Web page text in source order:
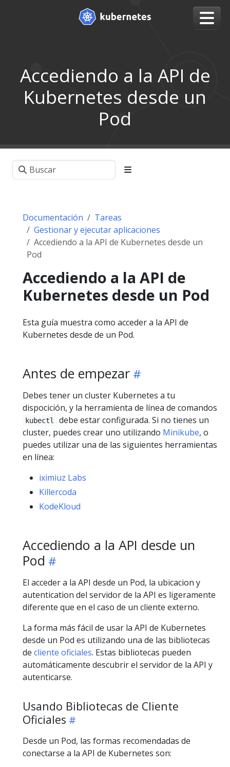
Accediendo a la API de
Kubernetes desde un
Pod
Documentación
Tareas
Gestionar y ejecutar aplicaciones
Accediendo a la API de Kubernetes desde un
Pod
Accediendo a la API de
Kubernetes desde un Pod
Esta guía muestra como acceder a la API de
Kubernetes desde de un Pod.
Antes de empezar
Debes tener un cluster Kubernetes a tu
dispocición, y la herramienta de línea de comandos
kubectl
debe estar configurada. Si no tienes un
cluster, puedes crear uno utilizando Minikube, o
puedes utilizar una de las siguientes herramientas
en línea:
iximiuz Labs
Killercoda
KodeKloud
Accediendo a la API desde un
Pod
El acceder a la API desde un Pod, la ubicacion y
autentication del servidor de la API es ligeramente
diferente que en el caso de un cliente externo.
La forma más fácil de usar la API de Kubernetes
desde un Pod es utilizando una de las bibliotecas
de cliente oficiales. Estas bibliotecas pueden
automáticamente descubrir el servidor de la API y
autenticarse.
Usando Bibliotecas de Cliente
Oficiales
Desde un Pod, las formas recomendadas de
conectarse a la API de Kubernetes son: